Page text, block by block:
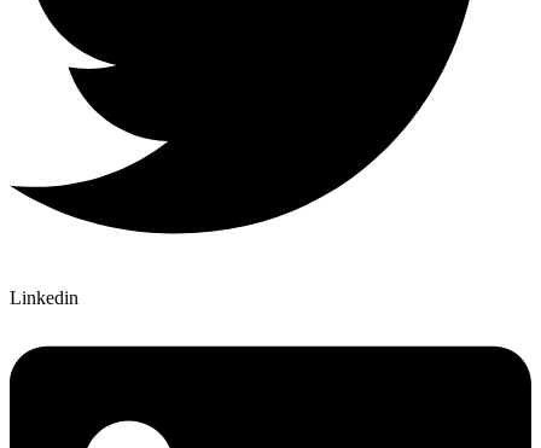
Linkedin